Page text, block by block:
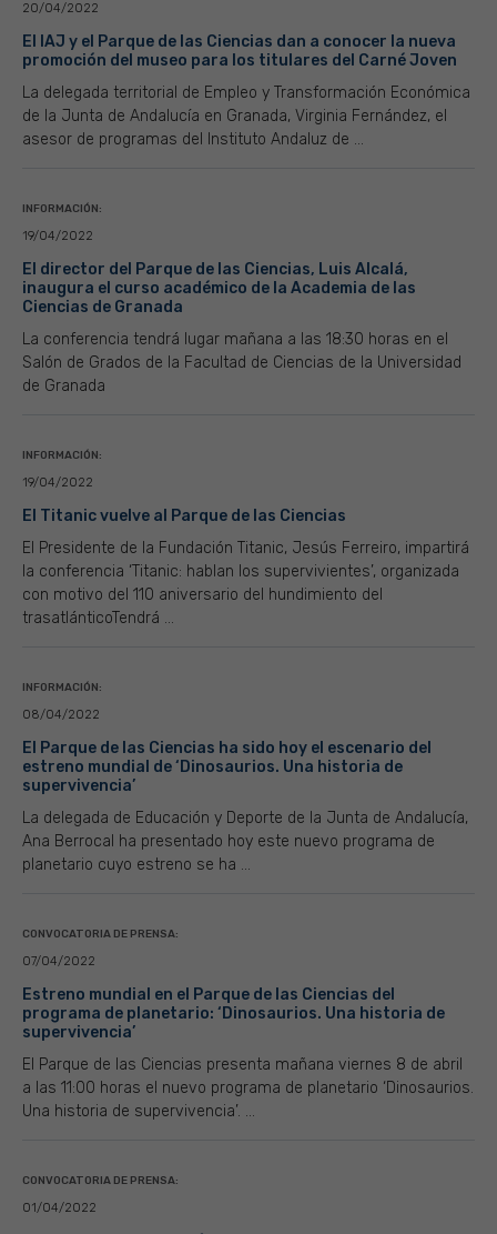
20/04/2022
El IAJ y el Parque de las Ciencias dan a conocer la nueva
promoción del museo para los titulares del Carné Joven
La delegada territorial de Empleo y Transformación Económica
de la Junta de Andalucía en Granada, Virginia Fernández, el
asesor de programas del Instituto Andaluz de ...
INFORMACIÓN:
19/04/2022
El director del Parque de las Ciencias, Luis Alcalá,
inaugura el curso académico de la Academia de las
Ciencias de Granada
La conferencia tendrá lugar mañana a las 18:30 horas en el
Salón de Grados de la Facultad de Ciencias de la Universidad
de Granada
INFORMACIÓN:
19/04/2022
El Titanic vuelve al Parque de las Ciencias
El Presidente de la Fundación Titanic, Jesús Ferreiro, impartirá
la conferencia ‘Titanic: hablan los supervivientes’, organizada
con motivo del 110 aniversario del hundimiento del
trasatlánticoTendrá ...
INFORMACIÓN:
08/04/2022
El Parque de las Ciencias ha sido hoy el escenario del
estreno mundial de ‘Dinosaurios. Una historia de
supervivencia’
La delegada de Educación y Deporte de la Junta de Andalucía,
Ana Berrocal ha presentado hoy este nuevo programa de
planetario cuyo estreno se ha ...
CONVOCATORIA DE PRENSA:
07/04/2022
Estreno mundial en el Parque de las Ciencias del
programa de planetario: ‘Dinosaurios. Una historia de
supervivencia’
El Parque de las Ciencias presenta mañana viernes 8 de abril
a las 11:00 horas el nuevo programa de planetario ‘Dinosaurios.
Una historia de supervivencia’. ...
CONVOCATORIA DE PRENSA:
01/04/2022